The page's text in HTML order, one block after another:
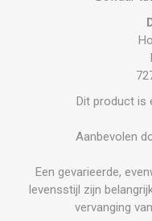
Dit product is
Aanbevolen
Een gevarieerde,
levensstijl zijn
vervanging